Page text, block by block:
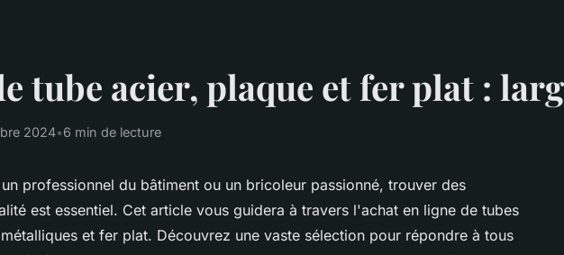
tube acier, plaque et fer plat :
2024•6 min de lecture
professionnel du bâtiment ou un bricoleur passionné, trouver des
est essentiel. Cet article vous guidera à travers l'achat en ligne de tubes
et fer plat. Découvrez une vaste sélection pour répondre à tous